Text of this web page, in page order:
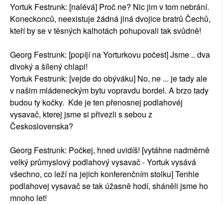
Yortuk Festrunk: [nalévá] Proč ne? Nic jim v tom nebrání.
Koneckonců, neexistuje žádná jiná dvojice bratrů Čechů,
kteří by se v těsných kalhotách pohupovali tak svůdně!
Georg Festrunk: [popíjí na Yorturkovu počest] Jsme .. dva
divoký a šílený chlapi!
Yortuk Festrunk: [vejde do obýváku] No, ne ... je tady ale
v našim mládeneckým bytu vopravdu bordel. A brzo tady
budou ty kočky. Kde je ten přenosnej podlahovéj
vysavač, kterej jsme si přivezli s sebou z
Československa?
Georg Festrunk: Počkej, hned uvidíš! [vytáhne nadměrně
velký průmyslový podlahový vysavač - Yortuk vysává
všechno, co leží na jejich konferenčním stolku] Tenhle
podlahovej vysavač se tak úžasně hodí, sháněli jsme ho
mnoho let!